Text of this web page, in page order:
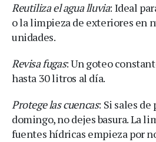
Reutiliza el agua lluvia: Ideal
o la limpieza de exteriores en
unidades.
Revisa fugas: Un goteo
hasta 30 litros al día.
Protege las cuencas: Si sales de
domingo, no dejes basura. La
fuentes hídricas empieza por